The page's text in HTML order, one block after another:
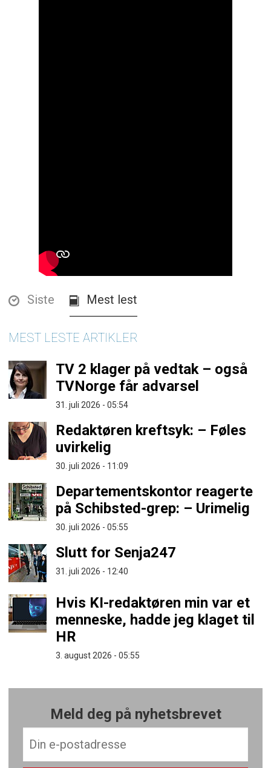
Siste Mest lest
MEST LESTE ARTIKLER
TV 2 klager på vedtak – også
TVNorge får advarsel
31. juli 2026 - 05:54
Redaktøren kreftsyk: – Føles
uvirkelig
30. juli 2026 - 11:09
Departementskontor reagerte
på Schibsted-grep: – Urimelig
30. juli 2026 - 05:55
Slutt for Senja247
31. juli 2026 - 12:40
Hvis KI-redaktøren min var et
menneske, hadde jeg klaget til
HR
3. august 2026 - 05:55
Meld deg på nyhetsbrevet